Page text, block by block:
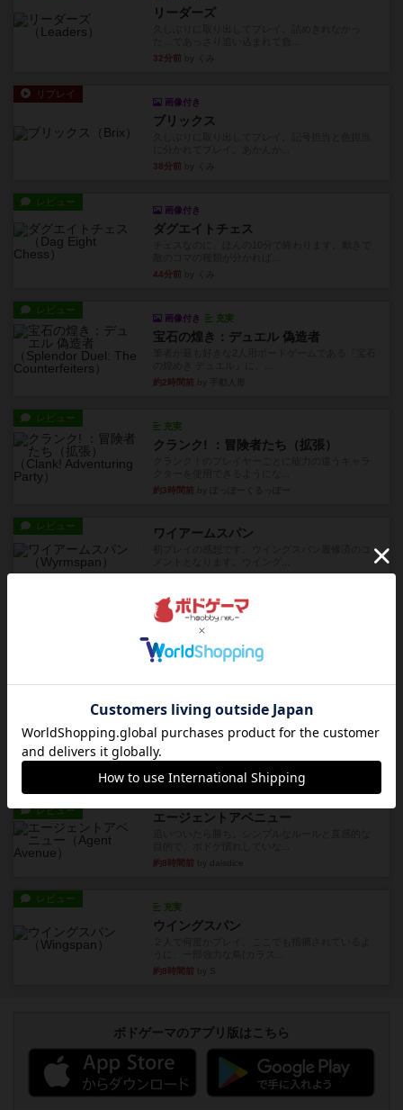
リーダーズ
32分前
リプレイ
画像付き
ブリックス
38分前
レビュー
画像付き
ダグエイトチェス
44分前
レビュー
画像付き 充実
宝石の煌き：デュエル 偽造者
約2時間前
レビュー
充実
クランク! ：冒険者たち（拡張）
約3時間前
レビュー ワイアームスパン
ふたつの街の物語
タイルを4×4で並べて街づくりします。ただし、
街は各プレイヤーの間にあ...
ルール/インスト
画像付き
ざりかに将棋
ーム入門作品です♪(＾＾)...
約7時間前by あんちっく
レビュー エージェントアベニュー
約8時間前
レビュー
充実
ウイングスパン
約8時間前
ボドゲーマのアプリ版はこちら